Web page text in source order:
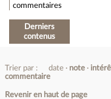
commentaires
Derniers
contenus
Trier par : date note
commentaire
Revenir en haut de page